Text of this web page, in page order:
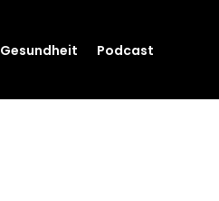
Gesundheit Podcast